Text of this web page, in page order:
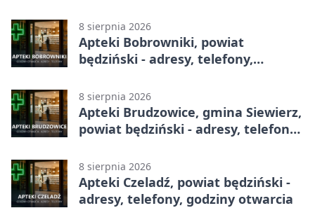
8 sierpnia 2026
Apteki Bobrowniki, powiat
będziński - adresy, telefony,
8 sierpnia 2026
Apteki Brudzowice, gmina Siewierz,
powiat będziński - adresy, telefony,
8 sierpnia 2026
Apteki Czeladź, powiat będziński -
adresy, telefony, godziny otwarcia